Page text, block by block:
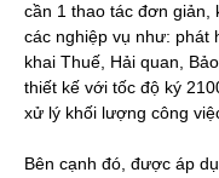
cần 1 thao tác đơn giản,
các nghiệp vụ như: phát
khai Thuế, Hải quan,
thiết kế với tốc độ ký
xử lý khối lượng công
Bên cạnh đó, được áp